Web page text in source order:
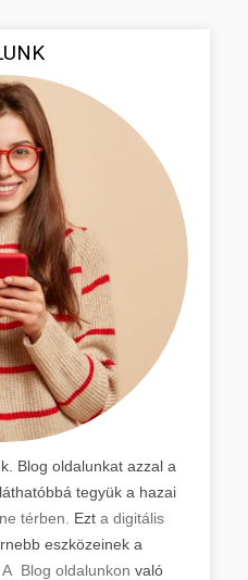
Blog oldalunkat azzal a
tegyük a hazai
térben. Ezt a digitális
eszközeinek a
A Blog oldalunkon való